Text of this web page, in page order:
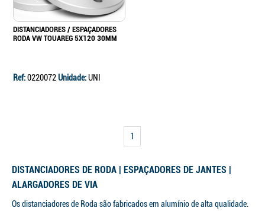
DISTANCIADORES / ESPAÇADORES
RODA VW TOUAREG 5X120 30MM
Ref:0220072Unidade:UNI
1
DISTANCIADORES DE RODA | ESPAÇADORES DE JANTES |
ALARGADORES DE VIA
Os distanciadores de Roda são fabricados em alumínio de alta qualidade.